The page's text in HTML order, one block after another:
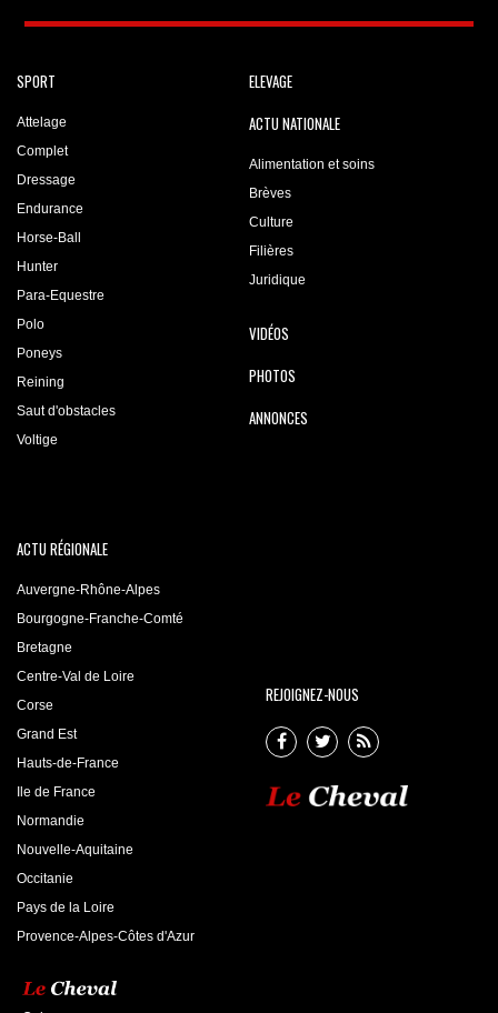
SPORT
Attelage
Complet
Dressage
Endurance
Horse-Ball
Hunter
Para-Equestre
Polo
Poneys
Reining
Saut d'obstacles
Voltige
ELEVAGE
ACTU NATIONALE
Alimentation et soins
Brèves
Culture
Filières
Juridique
VIDÉOS
PHOTOS
ANNONCES
ACTU RÉGIONALE
Auvergne-Rhône-Alpes
Bourgogne-Franche-Comté
Bretagne
Centre-Val de Loire
Corse
Grand Est
Hauts-de-France
Ile de France
Normandie
Nouvelle-Aquitaine
Occitanie
Pays de la Loire
Provence-Alpes-Côtes d'Azur
REJOIGNEZ-NOUS